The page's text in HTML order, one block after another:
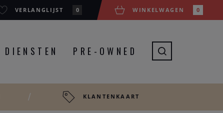
VERLANGLIJST 0 WINKELWAGEN 0
DIENSTEN PRE-OWNED
KLANTENKAART